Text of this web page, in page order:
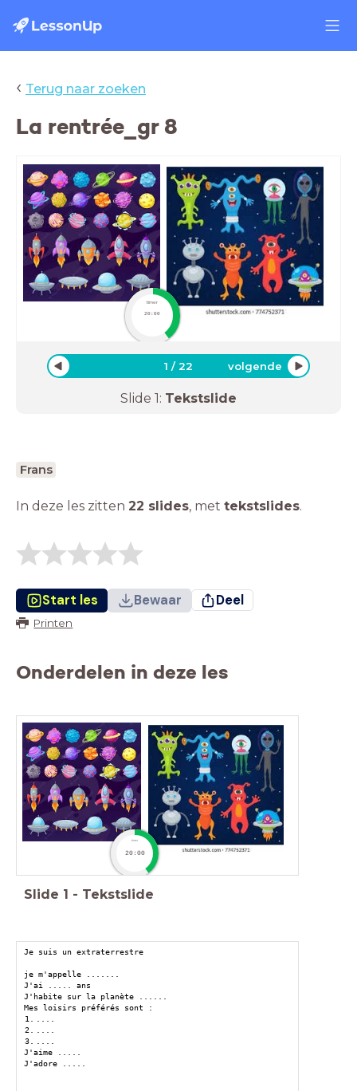
‹ Terug naar zoeken
La rentrée_gr 8
timer
20:00
1 /22 volgende
Slide 1: Tekstslide
Frans
In deze les zitten 22 slides, met tekstslides.
Start les Bewaar Deel
Printen
Onderdelen in deze les
timer
20:00
Slide 1 - Tekstslide
Je suis un extraterrestre
je m'appelle .......
J'ai ..... ans
J'habite sur la planète ......
Mes loisirs préférés sont :
J'aime .....
J'adore .....